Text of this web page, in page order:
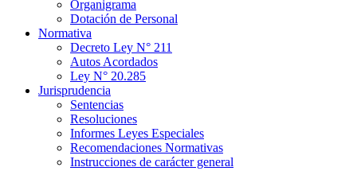
Organigrama
Dotación de Personal
Normativa
Decreto Ley N° 211
Autos Acordados
Ley N° 20.285
Jurisprudencia
Sentencias
Resoluciones
Informes Leyes Especiales
Recomendaciones Normativas
Instrucciones de carácter general